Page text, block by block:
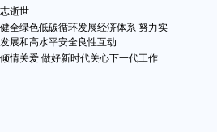
逝世
全绿色低碳循环发展经济体系 努力实
展和高水平安全良性互动
情关爱 做好新时代关心下一代工作